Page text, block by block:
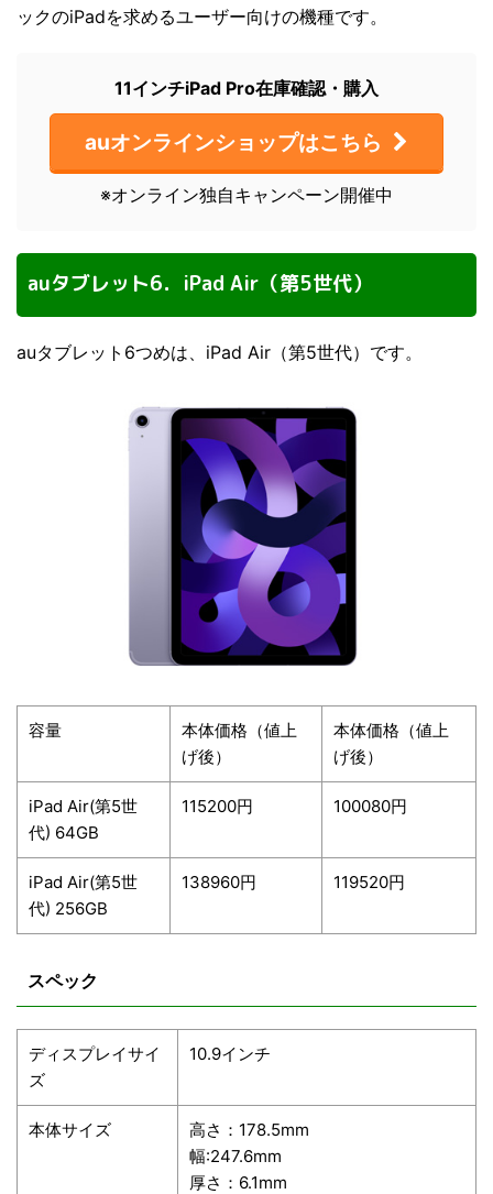
ックのiPadを求めるユーザー向けの機種です。
11インチiPad Pro在庫確認・購入
auオンラインショップはこちら
※オンライン独自キャンペーン開催中
auタブレット6．iPad Air（第5世代）
auタブレット6つめは、iPad Air（第5世代）です。
容量
本体価格（値上
げ後）
本体価格（値上
げ後）
iPad Air(第5世
代) 64GB
115200円 100080円
iPad Air(第5世
代) 256GB
138960円 119520円
スペック
ディスプレイサイ
ズ
10.9インチ
本体サイズ
高さ：178.5mm
幅:247.6mm
厚さ：6.1mm